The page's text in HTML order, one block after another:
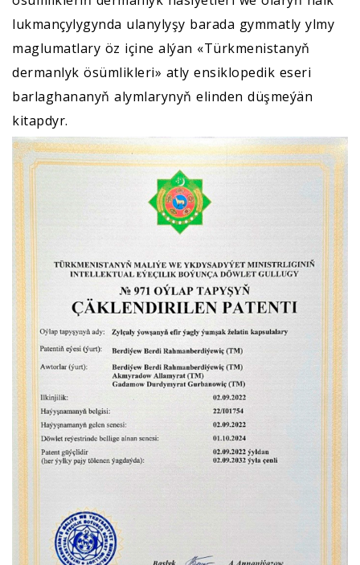
lukmançylygynda ulanylyşy barada gymmatly ylmy
maglumatlary öz içine alýan «Türkmenistanyň
dermanlyk ösümlikleri» atly ensiklopedik eseri
barlaghananyň alymlarynyň elinden düşmeýän
kitapdyr.